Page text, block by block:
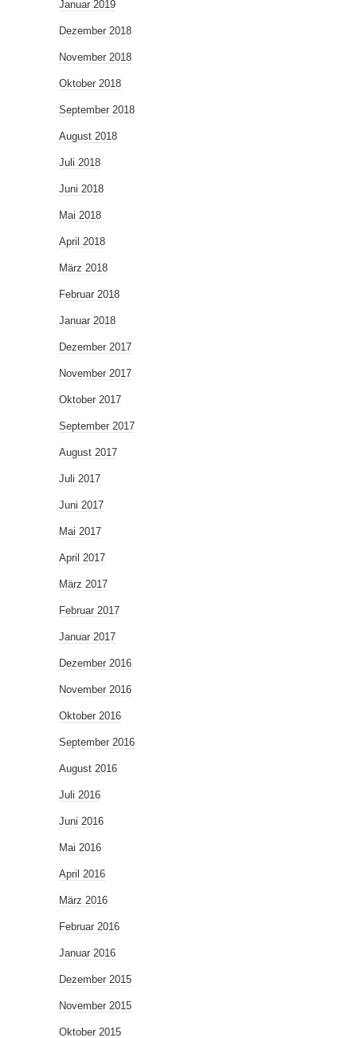
Januar 2019
Dezember 2018
November 2018
Oktober 2018
September 2018
August 2018
Juli 2018
Juni 2018
Mai 2018
April 2018
März 2018
Februar 2018
Januar 2018
Dezember 2017
November 2017
Oktober 2017
September 2017
August 2017
Juli 2017
Juni 2017
Mai 2017
April 2017
März 2017
Februar 2017
Januar 2017
Dezember 2016
November 2016
Oktober 2016
September 2016
August 2016
Juli 2016
Juni 2016
Mai 2016
April 2016
März 2016
Februar 2016
Januar 2016
Dezember 2015
November 2015
Oktober 2015